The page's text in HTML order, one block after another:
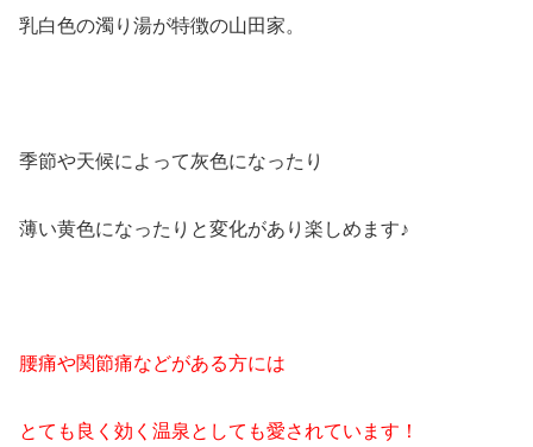
乳白色の濁り湯が特徴の山田家。
季節や天候によって灰色になったり
薄い黄色になったりと変化があり楽しめます♪
腰痛や関節痛などがある方には
とても良く効く温泉としても愛されています！